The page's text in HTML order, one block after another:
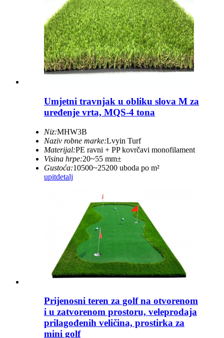
Umjetni travnjak u obliku slova M za
uređenje vrta, MQS-4 tona
Niz:MHW3B
Naziv robne marke:Lvyin Turf
Materijal:PE ravni + PP kovrčavi monofilament
Visina hrpe:20~55 mm±
Gustoća:10500~25200 uboda po m²
upitdetalj
Prijenosni teren za golf na otvorenom
i u zatvorenom prostoru, veleprodaja
prilagođenih veličina, prostirka za
mini golf